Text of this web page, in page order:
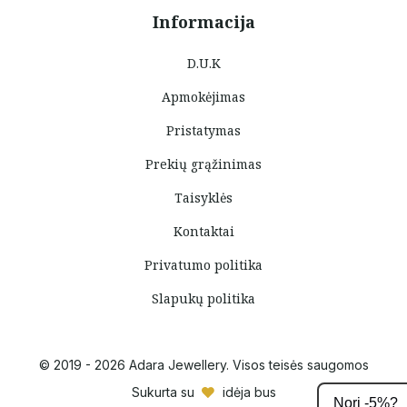
Informacija
D.U.K
Apmokėjimas
Pristatymas
Prekių grąžinimas
Taisyklės
Kontaktai
Privatumo politika
Slapukų politika
© 2019 - 2026 Adara Jewellery. Visos teisės saugomos
Sukurta su
idėja bus
Nori -5%?